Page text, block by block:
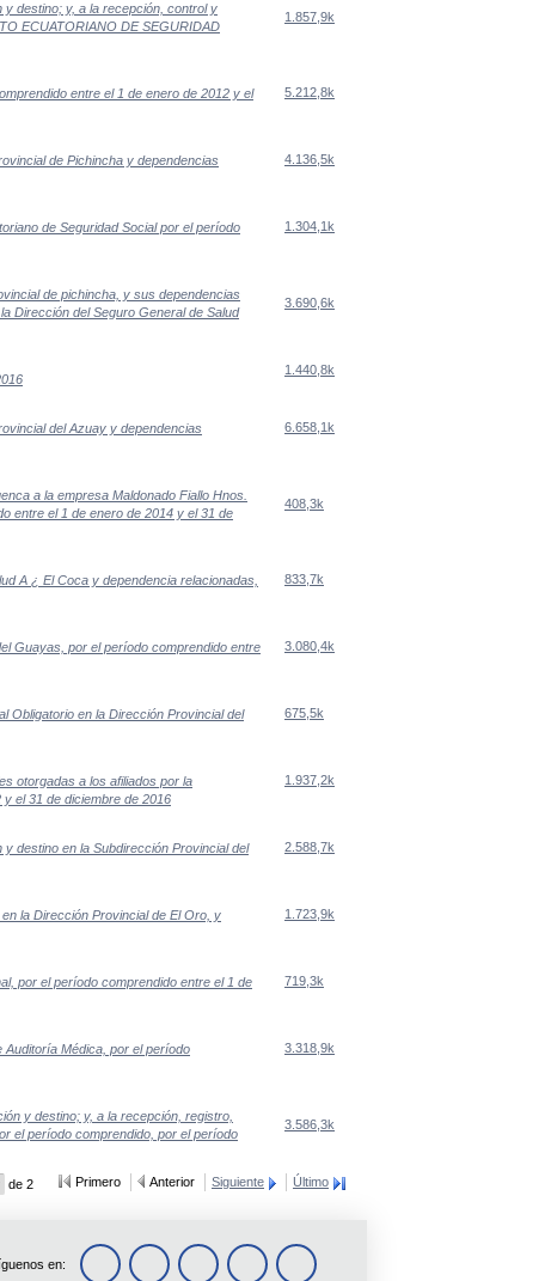
destino; y, a la recepción, control y
ECUATORIANO DE SEGURIDAD
1.857,9k
entre el 1 de enero de 2012 y el
5.212,8k
de Pichincha y dependencias
4.136,5k
de Seguridad Social por el período
1.304,1k
de pichincha, y sus dependencias
Dirección del Seguro General de Salud
3.690,6k
1.440,8k
del Azuay y dependencias
6.658,1k
a la empresa Maldonado Fiallo Hnos.
entre el 1 de enero de 2014 y el 31 de
408,3k
A ¿ El Coca y dependencia relacionadas,
833,7k
Guayas, por el período comprendido entre
3.080,4k
Obligatorio en la Dirección Provincial del
675,5k
otorgadas a los afiliados por la
el 31 de diciembre de 2016
1.937,2k
destino en la Subdirección Provincial del
2.588,7k
la Dirección Provincial de El Oro, y
1.723,9k
por el período comprendido entre el 1 de
719,3k
Médica, por el período
3.318,9k
y destino; y, a la recepción, registro,
el período comprendido, por el período
3.586,3k
de 2 Primero Anterior Siguiente Último
en: